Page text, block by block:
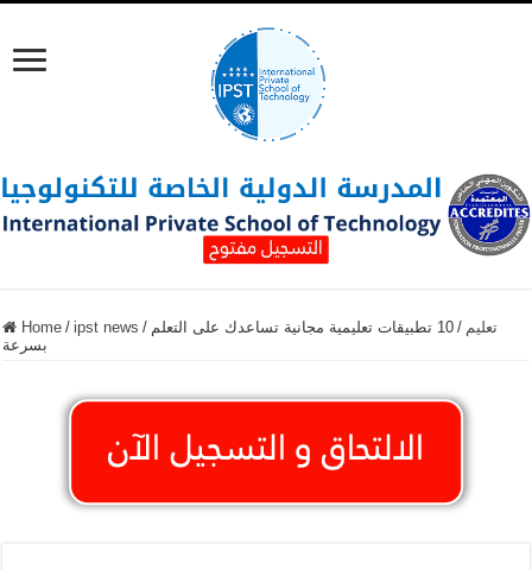
Home / ipst news / تعليم /
10 تطبيقات تعليمية مجانية تساعدك على التعلم
بسرعة